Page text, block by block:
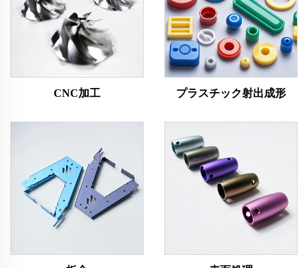
CNC加工 プラスチック射出成形